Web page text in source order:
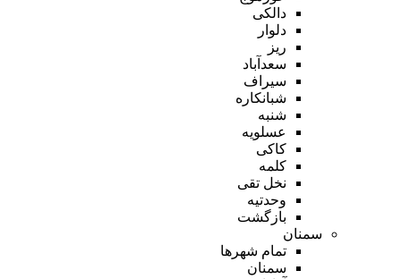
دالکی
دلوار
ریز
سعدآباد
سیراف
شبانکاره
شنبه
عسلویه
کاکی
کلمه
نخل تقی
وحدتیه
بازگشت
سمنان
تمام شهر‌ها
سمنان